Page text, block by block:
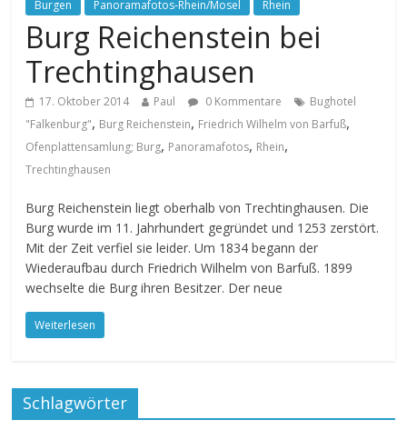
Burgen Panoramafotos-Rhein/Mosel Rhein
Burg Reichenstein bei
Trechtinghausen
17. Oktober 2014 Paul 0 Kommentare
Bughotel
"Falkenburg", Burg Reichenstein, Friedrich Wilhelm von Barfuß,
Ofenplattensamlung; Burg, Panoramafotos, Rhein,
Trechtinghausen
Burg Reichenstein liegt oberhalb von Trechtinghausen. Die
Burg wurde im 11. Jahrhundert gegründet und 1253 zerstört.
Mit der Zeit verfiel sie leider. Um 1834 begann der
Wiederaufbau durch Friedrich Wilhelm von Barfuß. 1899
wechselte die Burg ihren Besitzer. Der neue
Weiterlesen
Schlagwörter